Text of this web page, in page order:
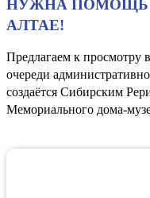
НУЖНА ПОМОЩЬ
АЛТАЕ!
Предлагаем к просмотру
очереди
создаётся Сибирским
Мемориального дома-